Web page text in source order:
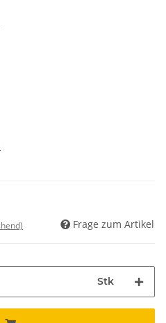
Frage zum Artikel
Stk